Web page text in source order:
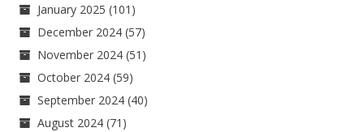
January 2025 (101)
December 2024 (57)
November 2024 (51)
October 2024 (59)
September 2024 (40)
August 2024 (71)